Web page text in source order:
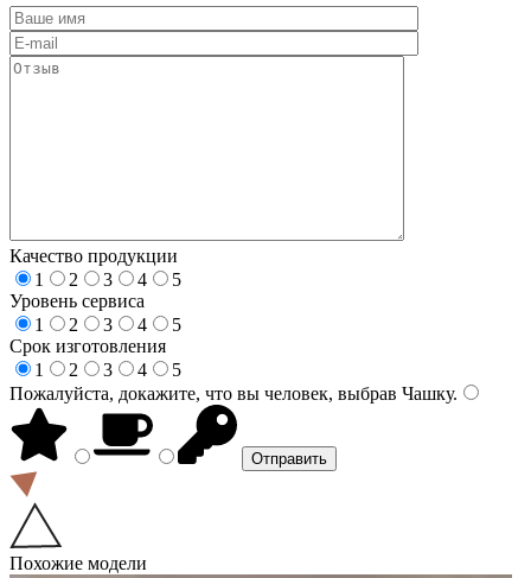
Качество продукции
1
2 3 4
5
Уровень сервиса
1
2 3 4
5
Срок изготовления
1
2 3 4
5
Пожалуйста, докажите, что вы человек, выбрав Чашку.
Похожие модели